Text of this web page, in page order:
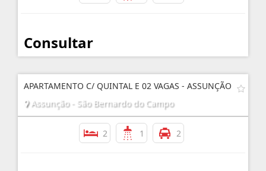
Consultar
APARTAMENTO C/ QUINTAL E 02 VAGAS - ASSUNÇÃO
Assunção - São Bernardo do Campo
2 1 2